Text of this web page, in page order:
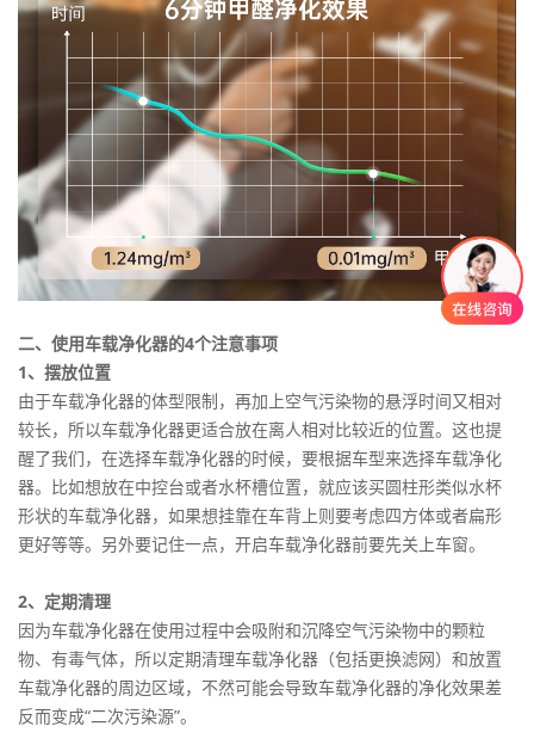
二、使用车载净化器的4个注意事项
1、摆放位置
由于车载净化器的体型限制，再加上空气污染物的悬浮时间又相对
较长，所以车载净化器更适合放在离人相对比较近的位置。这也提
醒了我们，在选择车载净化器的时候，要根据车型来选择车载净化
器。比如想放在中控台或者水杯槽位置，就应该买圆柱形类似水杯
形状的车载净化器，如果想挂靠在车背上则要考虑四方体或者扁形
更好等等。另外要记住一点，开启车载净化器前要先关上车窗。
2、定期清理
因为车载净化器在使用过程中会吸附和沉降空气污染物中的颗粒
物、有毒气体，所以定期清理车载净化器（包括更换滤网）和放置
车载净化器的周边区域，不然可能会导致车载净化器的净化效果差
反而变成“二次污染源”。